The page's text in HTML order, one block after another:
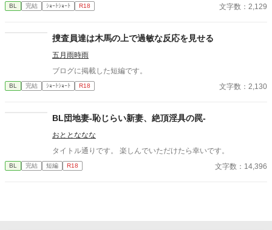
BL 完結 ｼｮｰﾄｼｮｰﾄ R18 文字数：2,129
捜査員達は木馬の上で過敏な反応を見せる
五月雨時雨
ブログに掲載した短編です。
BL 完結 ｼｮｰﾄｼｮｰﾄ R18 文字数：2,130
BL団地妻-恥じらい新妻、絶頂淫具の罠-
おととななな
タイトル通りです。 楽しんでいただけたら幸いです。
BL 完結 短編 R18 文字数：14,396